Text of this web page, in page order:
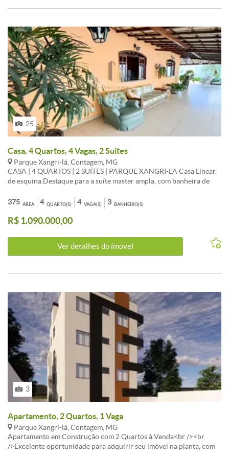
/><br />Condições de pagamento:<br /><br />¿ Aceita
financiamento bancário;<br /><br />¿ Utilize seu FGTS como
entrada.<br /><br />Agende sua visita e conheça esta excelente
oportunidade!<br /><br />Preço e disponibilidade sujeitos a
alteração sem aviso prévio.
25
Casa, 4 Quartos, 4 Vagas, 2 Suites
Parque Xangri-lá, Contagem, MG
CASA | 4 QUARTOS | 2 SUÍTES | PARQUE XANGRI-LA Casa Linear,
de esquina.Destaque para a suíte master ampla, com banheira de
condicionado; - Sala; - Cozinha com armários; - Copa; - Lavanderia
individual; - 03 Banheiros; - Varanda; - Jardim planejado; - Espaço
gourmet completo com churrasqueira, forno e fogão a lenha; -
estuda permuta. IMOVEL COM HABITE-SE, PODE SER
ÁREA
375 QUARTO(S)
4 VAGA(S)
4 BANHEIRO(S)
3
R$ 1.090.000,00
Ver detalhes do ímovel
3
Apartamento, 2 Quartos, 1 Vaga
Parque Xangri-lá, Contagem, MG
Apartamento em Construção com 2 Quartos à Venda<br /><br
/>Excelente oportunidade para adquirir seu imóvel na planta, com